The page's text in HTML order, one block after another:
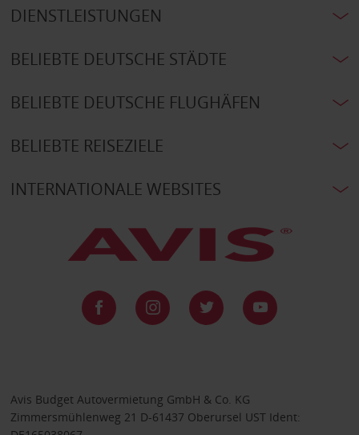
DIENSTLEISTUNGEN
BELIEBTE DEUTSCHE STÄDTE
BELIEBTE DEUTSCHE FLUGHÄFEN
BELIEBTE REISEZIELE
INTERNATIONALE WEBSITES
Avis Budget Autovermietung GmbH & Co. KG
Zimmersmühlenweg 21 D-61437 Oberursel UST Ident: